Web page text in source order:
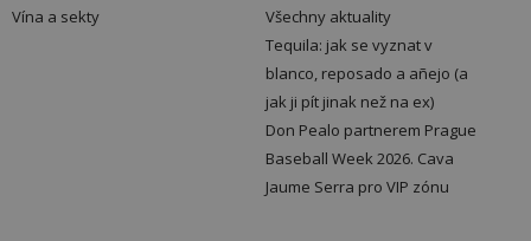
Vína a sekty
Všechny aktuality
Tequila: jak se vyznat v
blanco, reposado a añejo (a
jak ji pít jinak než na ex)
Don Pealo partnerem Prague
Baseball Week 2026. Cava
Jaume Serra pro VIP zónu